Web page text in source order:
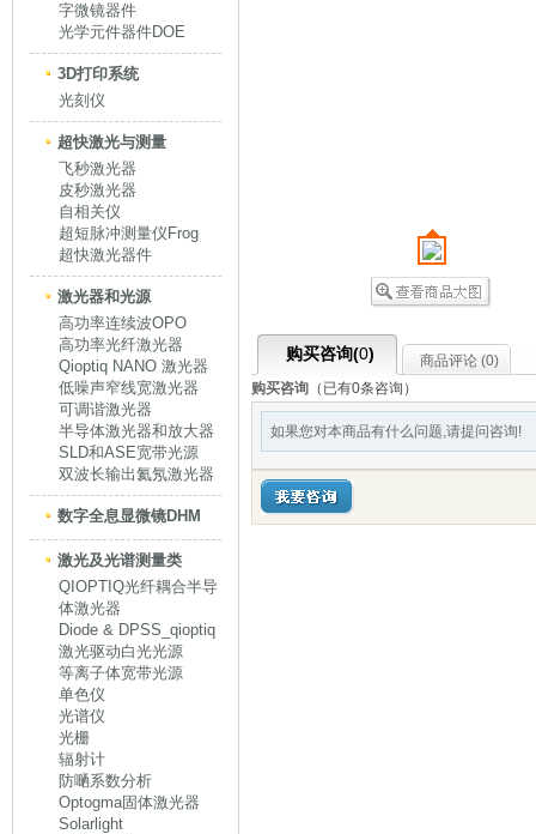
字微镜器件
光学元件器件DOE
3D打印系统
光刻仪
超快激光与测量
飞秒激光器
皮秒激光器
自相关仪
超短脉冲测量仪Frog
超快激光器件
激光器和光源
高功率连续波OPO
高功率光纤激光器
Qioptiq NANO 激光器
低噪声窄线宽激光器
可调谐激光器
半导体激光器和放大器
SLD和ASE宽带光源
双波长输出氦氖激光器
数字全息显微镜DHM
激光及光谱测量类
QIOPTIQ光纤耦合半导
体激光器
Diode & DPSS_qioptiq
激光驱动白光光源
等离子体宽带光源
单色仪
光谱仪
光栅
辐射计
防嗮系数分析
Optogma固体激光器
Solarlight
购买咨询(0) 商品评论 (0)
购买咨询 （已有0条咨询）
如果您对本商品有什么问题,请提问咨询!